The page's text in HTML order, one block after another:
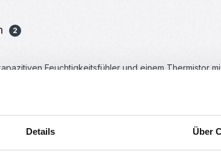
Details Über
2
Feuchtigkeitsfühler und einem Thermistor
Sensor ist einfach in der Anwendung, benötigt
DHT Sensor Library. Der Sensor ist ebenfalls